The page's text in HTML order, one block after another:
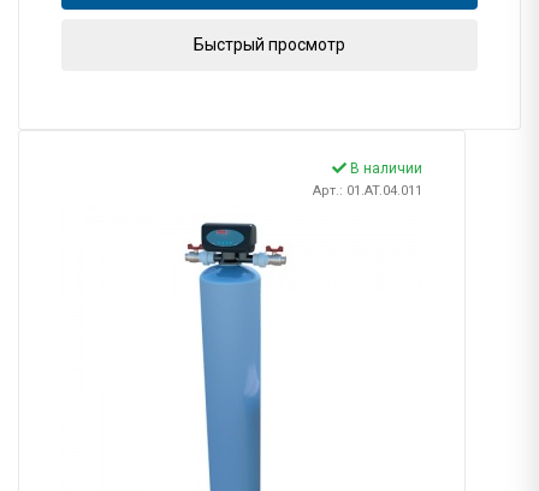
Быстрый просмотр
В наличии
Арт.: 01.AT.04.011